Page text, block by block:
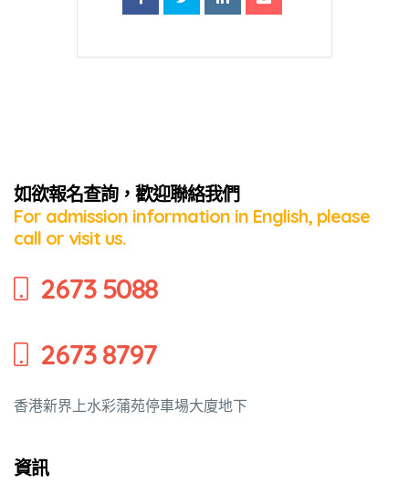
如欲報名查詢，歡迎聯絡我們
For admission information in English, please
call or visit us.
2673 5088
2673 8797
香港新界上水彩蒲苑停車場大廈地下
資訊